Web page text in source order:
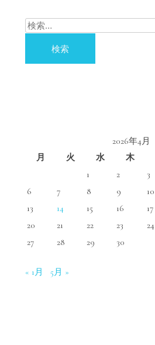
一
貫
検
2026年4月
月
火 水 木
1
2 3
6
7 8 9 10
13
14 15 16 17
20
21 22 23 24
27
28 29 30
« 1月 5月 »